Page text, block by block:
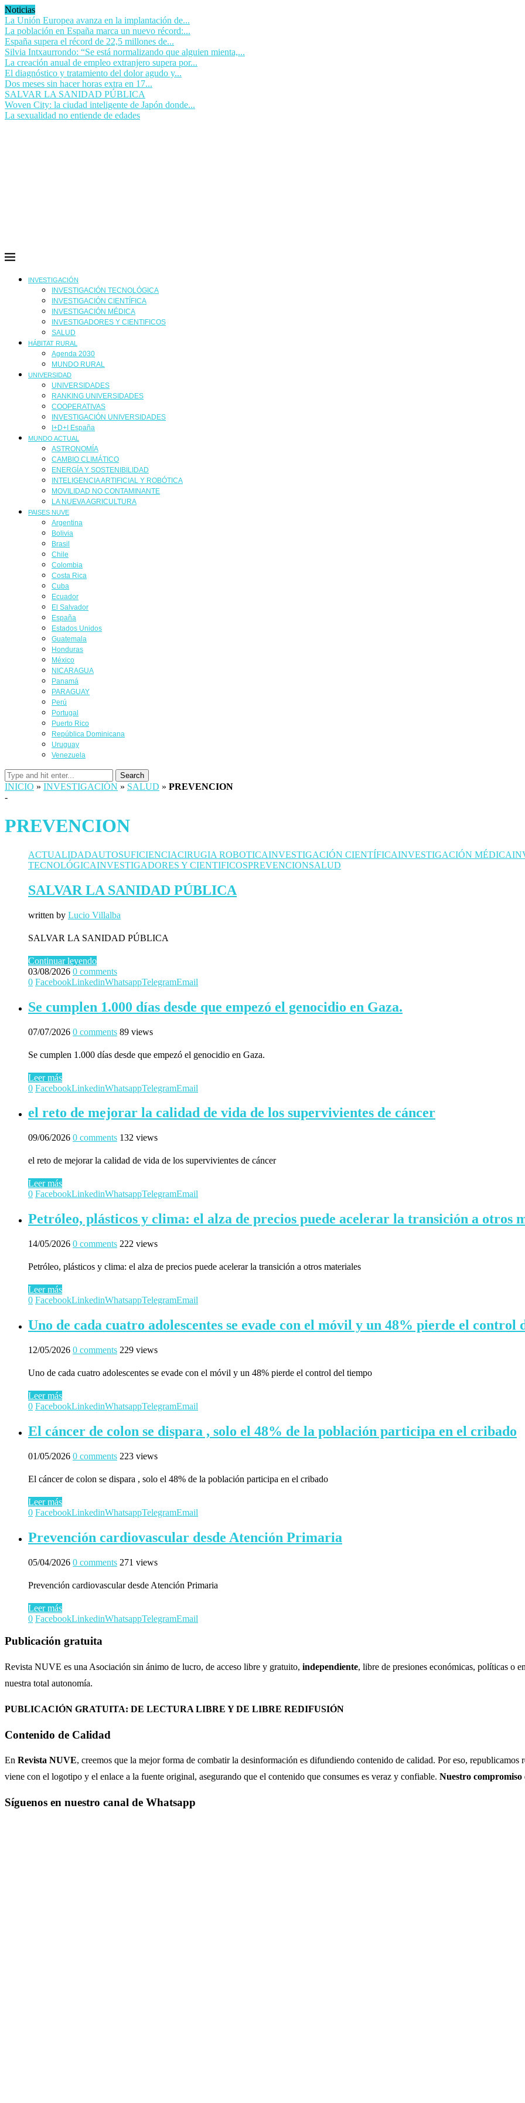
Noticias
La Unión Europea avanza en la implantación de...
La población en España marca un nuevo récord:...
España supera el récord de 22,5 millones de...
Silvia Intxaurrondo: “Se está normalizando que alguien mienta,...
La creación anual de empleo extranjero supera por...
El diagnóstico y tratamiento del dolor agudo y...
Dos meses sin hacer horas extra en 17...
SALVAR LA SANIDAD PÚBLICA
Woven City: la ciudad inteligente de Japón donde...
La sexualidad no entiende de edades
INVESTIGACIÓN
INVESTIGACIÓN TECNOLÓGICA
INVESTIGACIÓN CIENTÍFICA
INVESTIGACIÓN MÉDICA
INVESTIGADORES Y CIENTIFICOS
SALUD
HÁBITAT RURAL
Agenda 2030
MUNDO RURAL
UNIVERSIDAD
UNIVERSIDADES
RANKING UNIVERSIDADES
COOPERATIVAS
INVESTIGACIÓN UNIVERSIDADES
I+D+I España
MUNDO ACTUAL
ASTRONOMÍA
CAMBIO CLIMÁTICO
ENERGÍA Y SOSTENIBILIDAD
INTELIGENCIA ARTIFICIAL Y ROBÓTICA
MOVILIDAD NO CONTAMINANTE
LA NUEVA AGRICULTURA
PAISES NUVE
Argentina
Bolivia
Brasil
Chile
Colombia
Costa Rica
Cuba
Ecuador
El Salvador
España
Estados Unidos
Guatemala
Honduras
México
NICARAGUA
Panamá
PARAGUAY
Perú
Portugal
Puerto Rico
República Dominicana
Uruguay
Venezuela
Search
INICIO » INVESTIGACIÓN » SALUD » PREVENCION
-
PREVENCION
ACTUALIDADAUTOSUFICIENCIACIRUGIA ROBOTICAINVESTIGACIÓN CIENTÍFICAINVESTIGACIÓN MÉDICA
TECNOLÓGICAINVESTIGADORES Y CIENTIFICOSPREVENCIONSALUD
SALVAR LA SANIDAD PÚBLICA
written by Lucio Villalba
SALVAR LA SANIDAD PÚBLICA
Continuar leyendo
03/08/2026 0 comments
0 FacebookLinkedinWhatsappTelegramEmail
Se cumplen 1.000 días desde que empezó el genocidio en Gaza.
07/07/2026 0 comments 89 views
Se cumplen 1.000 días desde que empezó el genocidio en Gaza.
Leer más
0 FacebookLinkedinWhatsappTelegramEmail
el reto de mejorar la calidad de vida de los supervivientes de cáncer
09/06/2026 0 comments 132 views
el reto de mejorar la calidad de vida de los supervivientes de cáncer
Leer más
0 FacebookLinkedinWhatsappTelegramEmail
Petróleo, plásticos y clima: el alza de precios puede acelerar la transición a otros
14/05/2026 0 comments 222 views
Petróleo, plásticos y clima: el alza de precios puede acelerar la transición a otros materiales
Leer más
0 FacebookLinkedinWhatsappTelegramEmail
Uno de cada cuatro adolescentes se evade con el móvil y un 48% pierde el control
12/05/2026 0 comments 229 views
Uno de cada cuatro adolescentes se evade con el móvil y un 48% pierde el control del tiempo
Leer más
0 FacebookLinkedinWhatsappTelegramEmail
El cáncer de colon se dispara , solo el 48% de la población participa en el cribado
01/05/2026 0 comments 223 views
El cáncer de colon se dispara , solo el 48% de la población participa en el cribado
Leer más
0 FacebookLinkedinWhatsappTelegramEmail
Prevención cardiovascular desde Atención Primaria
05/04/2026 0 comments 271 views
Prevención cardiovascular desde Atención Primaria
Leer más
0 FacebookLinkedinWhatsappTelegramEmail
Publicación gratuita
Revista NUVE es una Asociación sin ánimo de lucro, de acceso libre y gratuito, independiente, libre de presiones económicas, políticas o
nuestra total autonomía.
PUBLICACIÓN GRATUITA: DE LECTURA LIBRE Y DE LIBRE REDIFUSIÓN
Contenido de Calidad
En Revista NUVE, creemos que la mejor forma de combatir la desinformación es difundiendo contenido de calidad. Por eso,
viene con el logotipo y el enlace a la fuente original, asegurando que el contenido que consumes es veraz y confiable. Nuestro compromiso
Síguenos en nuestro canal de Whatsapp